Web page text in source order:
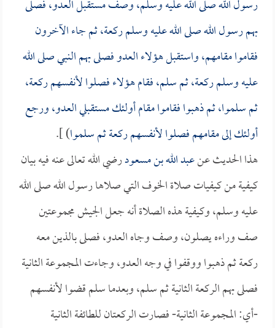
رسول الله صلى الله عليه وسلم، وصف مستقبل العدو، فصلى
بهم رسول الله صلى الله عليه وسلم ركعة، ثم جاء الآخرون
فقاموا مقامهم، واستقبل هؤلاء العدو فصلى بهم النبي صلى الله
عليه وسلم ركعة، ثم سلم، فقام هؤلاء فصلوا لأنفسهم ركعة،
ثم سلموا، ثم ذهبوا فقاموا مقام أولئك مستقبلي العدو، ورجع
أولئك إلى مقامهم فصلوا لأنفسهم ركعة ثم سلموا) ].
هذا الحديث عنعبد الله بن مسعودرضي الله تعالى عنه فيه بيان
كيفية من كيفيات صلاة الخوف التي صلاها رسول الله صلى الله
عليه وسلم، وكيفية هذه الصلاة أنه جعل الجيش مجموعتين
صف وراءه يصلون، وصف وجاه العدو، فصلى بالذين معه
ركعة ثم ذهبوا ووقفوا في وجه العدو، وجاءت المجموعة الثانية
فصلى بهم الركعة الثانية ثم سلم، وبعدما سلم قضوا لأنفسهم
-أي: المجموعة الثانية- فصارت الركعتان للطائفة الثانية